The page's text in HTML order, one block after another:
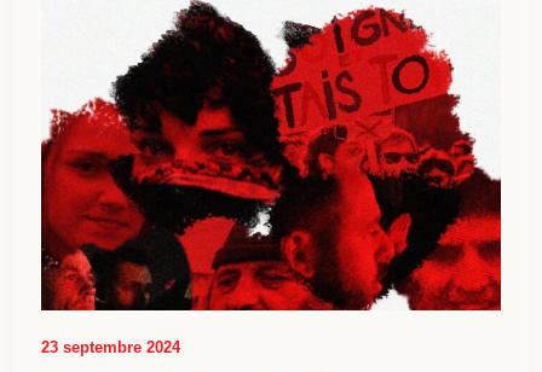
23 septembre 2024